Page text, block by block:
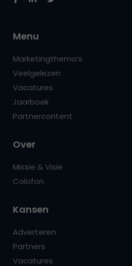
Menu
Marketingthema’s
Veelgelezen
Vacatures
Jaarboek
Partnercontent
Over
Missie & Visie
Colofon
Kansen
Adverteren
Partners
Vacatures